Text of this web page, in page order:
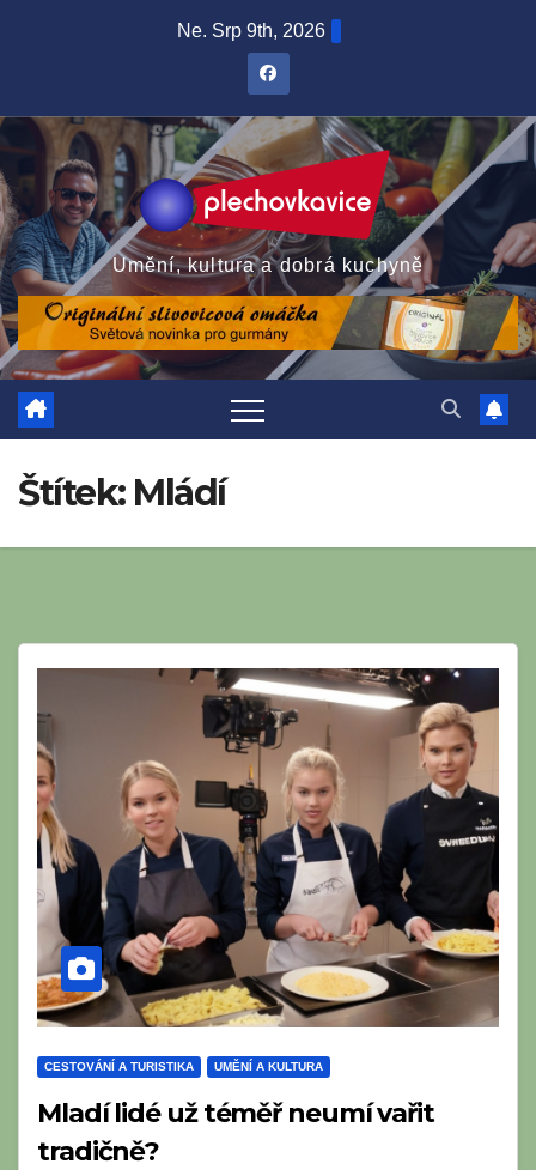
Ne. Srp 9th, 2026
Umění, kultura a dobrá kuchyně
Štítek: Mládí
CESTOVÁNÍ A TURISTIKA UMĚNÍ A KULTURA
Mladí lidé už téměř neumí vařit
tradičně?